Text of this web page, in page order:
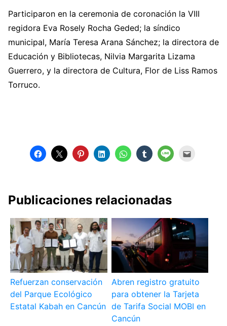
Participaron en la ceremonia de coronación la VIII
regidora Eva Rosely Rocha Geded; la síndico
municipal, María Teresa Arana Sánchez; la directora de
Educación y Bibliotecas, Nilvia Margarita Lizama
Guerrero, y la directora de Cultura, Flor de Liss Ramos
Torruco.
Publicaciones relacionadas
Refuerzan conservación
del Parque Ecológico
Estatal Kabah en Cancún
Abren registro gratuito
para obtener la Tarjeta
de Tarifa Social MOBI en
Cancún